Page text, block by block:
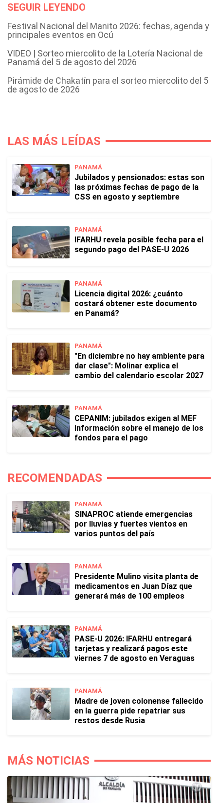
SEGUIR LEYENDO
Festival Nacional del Manito 2026: fechas, agenda y
principales eventos en Ocú
VIDEO | Sorteo miercolito de la Lotería Nacional de
Panamá del 5 de agosto del 2026
Pirámide de Chakatín para el sorteo miercolito del 5
de agosto de 2026
LAS MÁS LEÍDAS
PANAMÁ
Jubilados y pensionados: estas son
las próximas fechas de pago de la
CSS en agosto y septiembre
PANAMÁ
IFARHU revela posible fecha para el
segundo pago del PASE-U 2026
PANAMÁ
Licencia digital 2026: ¿cuánto
costará obtener este documento
en Panamá?
PANAMÁ
"En diciembre no hay ambiente para
dar clase": Molinar explica el
cambio del calendario escolar 2027
PANAMÁ
CEPANIM: jubilados exigen al MEF
información sobre el manejo de los
fondos para el pago
RECOMENDADAS
PANAMÁ
SINAPROC atiende emergencias
por lluvias y fuertes vientos en
varios puntos del país
PANAMÁ
Presidente Mulino visita planta de
medicamentos en Juan Díaz que
generará más de 100 empleos
PANAMÁ
PASE-U 2026: IFARHU entregará
tarjetas y realizará pagos este
viernes 7 de agosto en Veraguas
PANAMÁ
Madre de joven colonense fallecido
en la guerra pide repatriar sus
restos desde Rusia
MÁS NOTICIAS